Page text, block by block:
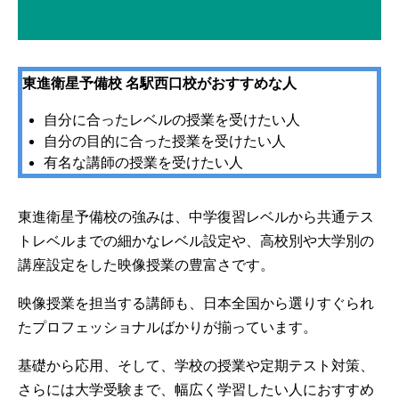
東進衛星予備校 名駅西口校がおすすめな人
自分に合ったレベルの授業を受けたい人
自分の目的に合った授業を受けたい人
有名な講師の授業を受けたい人
東進衛星予備校の強みは、中学復習レベルから共通テス
トレベルまでの細かなレベル設定や、高校別や大学別の
講座設定をした映像授業の豊富さです。
映像授業を担当する講師も、日本全国から選りすぐられ
たプロフェッショナルばかりが揃っています。
基礎から応用、そして、学校の授業や定期テスト対策、
さらには大学受験まで、幅広く学習したい人におすすめ